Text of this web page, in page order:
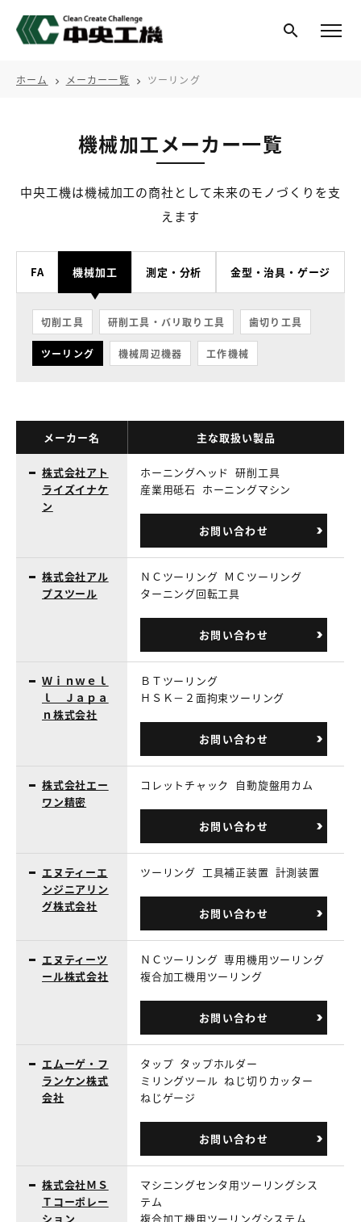
ホーム chevron_right メーカー一覧 chevron_right ツーリング
機械加工メーカー一覧
中央工機は機械加工の商社として未来のモノづくりを支
えます
FA 機械加工 測定・分析 金型・治具・ゲージ
切削工具 研削工具・バリ取り工具 歯切り工具
ツーリング 機械周辺機器 工作機械
メーカー名 主な取扱い製品
株式会社アト
ライズイナケ
ン
ホーニングヘッド 研削工具
産業用砥石 ホーニングマシン
お問い合わせ
株式会社アル
プスツール
ＮＣツーリング ＭＣツーリング
ターニング回転工具
お問い合わせ
Ｗｉｎｗｅｌ
ｌ Ｊａｐａ
ｎ株式会社
ＢＴツーリング
ＨＳＫ－２面拘束ツーリング
お問い合わせ
株式会社エー
ワン精密
コレットチャック 自動旋盤用カム
お問い合わせ
エヌティーエ
ンジニアリン
グ株式会社
ツーリング 工具補正装置 計測装置
お問い合わせ
エヌティーツ
ール株式会社
ＮＣツーリング 専用機用ツーリング
複合加工機用ツーリング
お問い合わせ
エムーゲ・フ
ランケン株式
会社
タップ タップホルダー
ミリングツール ねじ切りカッター
ねじゲージ
お問い合わせ
株式会社ＭＳ
Ｔコーポレー
ション
マシニングセンタ用ツーリングシス
テム
複合加工機用ツーリングシステム